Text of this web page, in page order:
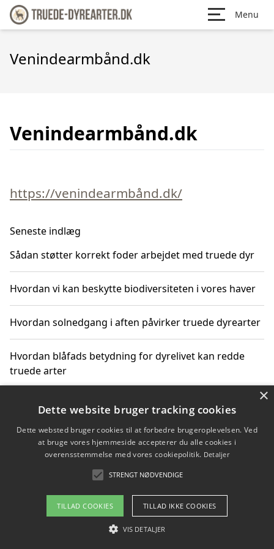
Menu
Venindearmbånd.dk
Venindearmbånd.dk
https://venindearmbånd.dk/
Seneste indlæg
Sådan støtter korrekt foder arbejdet med truede dyr
Hvordan vi kan beskytte biodiversiteten i vores haver
Hvordan solnedgang i aften påvirker truede dyrearter
Hvordan blåfads betydning for dyrelivet kan redde
truede arter
Hvordan kan gaver til unge voksne støtte bevarelsen
Copyright 2026 - Pilanto Aps
Om / kontakt
Blog Betingelser
×
Dette website bruger tracking cookies
Dette websted bruger cookies til at forbedre brugeroplevelsen. Ved
at bruge vores hjemmeside accepterer du alle cookies i
overensstemmelse med vores cookiepolitik. Detaljer
STRENGT NØDVENDIGE
TILLAD COOKIES TILLAD IKKE COOKIES
VIS DETALJER